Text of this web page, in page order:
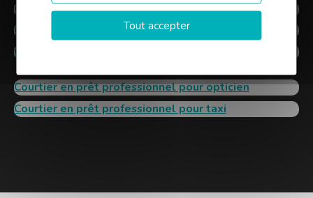
Courtier en prêt professionnel pour boucher
Courtier en prêt professionnel pour pharmacien
Courtier en prêt professionnel pour notaire
Courtier en prêt professionnel pour opticien
Courtier en prêt professionnel pour taxi
Tout accepter